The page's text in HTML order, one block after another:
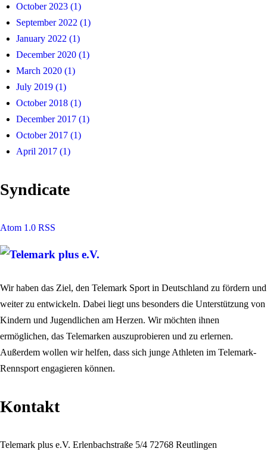
October 2023 (1)
September 2022 (1)
January 2022 (1)
December 2020 (1)
March 2020 (1)
July 2019 (1)
October 2018 (1)
December 2017 (1)
October 2017 (1)
April 2017 (1)
Syndicate
Atom 1.0 RSS
Wir haben das Ziel, den Telemark Sport in Deutschland zu fördern und
weiter zu entwickeln. Dabei liegt uns besonders die Unterstützung von
Kindern und Jugendlichen am Herzen. Wir möchten ihnen
ermöglichen, das Telemarken auszuprobieren und zu erlernen.
Außerdem wollen wir helfen, dass sich junge Athleten im Telemark-
Rennsport engagieren können.
Kontakt
Telemark plus e.V. Erlenbachstraße 5/4 72768 Reutlingen